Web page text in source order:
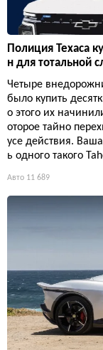
Полиция Техаса
н для тотальной
Четыре
было купить
о этого их
оторое тайно
усе действия.
ь одного такого
Авто 11 689